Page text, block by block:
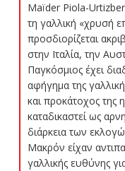
Maïder Piola-
τη γαλλική «χρυσή
προσδιορίζεται
στην Ιταλία, την
Παγκόσμιος έχει
αφήγημα της
και προκάτοχος της
καταδικαστεί ως
διάρκεια των
Μακρόν είχαν
γαλλικής ευθύνης